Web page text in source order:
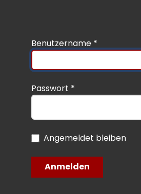
Benutzername *
Passwort *
Angemeldet bleiben
Anmelden